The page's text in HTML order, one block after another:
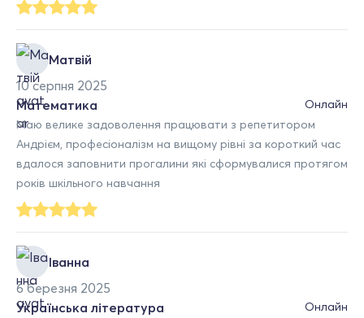
Матвій
10 серпня 2025
Онлайн
Математика
Маю велике задоволення працювати з репетитором
Андрієм, професіоналізм на вищому рівні за короткий час
вдалося заповнити прогалини які сформувалися протягом
років шкільного навчання
Іванна
6 березня 2025
Онлайн
Українська література